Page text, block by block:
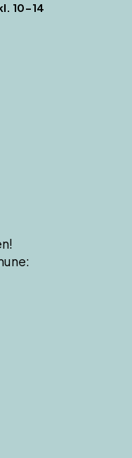
10-14